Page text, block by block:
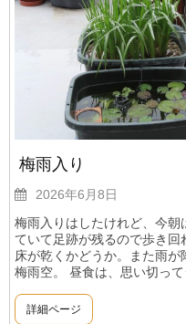
梅雨入り
2026年6月8日
梅雨入りはしたけれど、今
ていて足跡が残るので歩き
床が乾くかどうか。また雨
梅雨空。 昼食は、思い切っ
詳細ページ